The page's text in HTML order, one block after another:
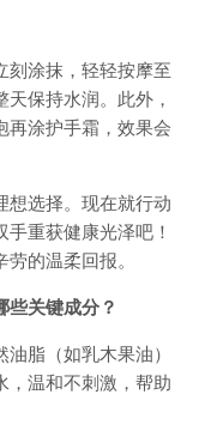
刻涂抹，轻轻按摩至
保持水润。此外，
再涂护手霜，效果会
想选择。现在就行动
重获健康光泽吧！
的温柔回报。
些关键成分？
脂（如乳木果油）
，温和不刺激，帮助